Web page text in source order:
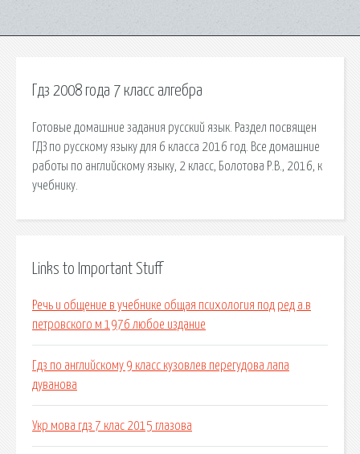
Гдз 2008 года 7 класс алгебра
Готовые домашние задания русский язык. Раздел посвящен
ГДЗ по русскому языку для 6 класса 2016 год. Все домашние
работы по английскому языку, 2 класс, Болотова Р.В., 2016, к
учебнику.
Links to Important Stuff
Речь и общение в учебнике общая психология под ред а.в
петровского м 1976 любое издание
Гдз по английскому 9 класс кузовлев перегудова лапа
дуванова
Укр мова гдз 7 клас 2015 глазова